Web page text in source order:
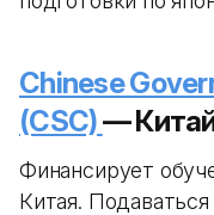
Chinese
(CSC)—
Финансирует
Китая.